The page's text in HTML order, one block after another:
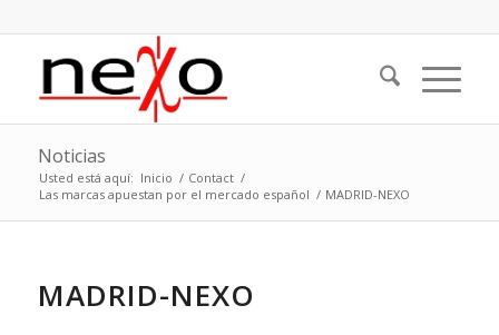
Noticias
Usted está aquí: Inicio / Contact /
Las marcas apuestan por el mercado español / MADRID-NEXO
MADRID-NEXO